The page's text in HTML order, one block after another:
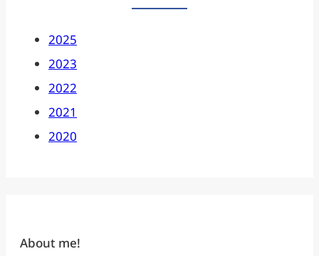
2025
2023
2022
2021
2020
About me!